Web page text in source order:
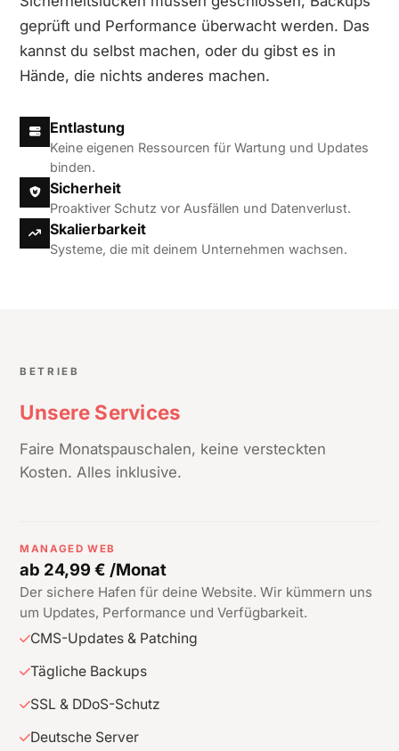
geprüft und Performance überwacht werden. Das
kannst du selbst machen, oder du gibst es in
Hände, die nichts anderes machen.
Entlastung
Keine eigenen Ressourcen für Wartung und Updates
binden.
Sicherheit
Proaktiver Schutz vor Ausfällen und Datenverlust.
Skalierbarkeit
Systeme, die mit deinem Unternehmen wachsen.
BETRIEB
Unsere Services
Faire Monatspauschalen, keine versteckten
Kosten. Alles inklusive.
MANAGED WEB
ab 24,99 € /Monat
Der sichere Hafen für deine Website. Wir kümmern uns
um Updates, Performance und Verfügbarkeit.
CMS-Updates & Patching
Tägliche Backups
SSL & DDoS-Schutz
Deutsche Server